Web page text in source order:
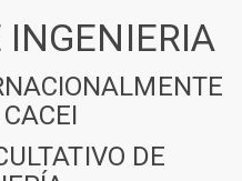
INGENIERIA
DE